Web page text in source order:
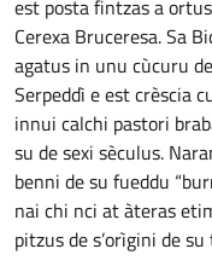
est posta fintzas a
Cerexa Bruceresa. Sa
agatus in unu cùcuru
Serpeddì e est crèscia
innui calchi pastori
su de sexi sèculus.
benni de su fueddu
nai chi nci at àteras
pitzus de s’orìgini de